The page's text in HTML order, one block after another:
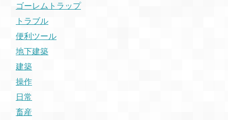
ゴーレムトラップ
トラブル
便利ツール
地下建築
建築
操作
日常
畜産